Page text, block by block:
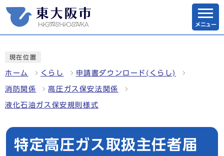
メニュー
現在位置
ホーム くらし 申請書ダウンロード(くらし)
消防関係 高圧ガス保安法関係
液化石油ガス保安規則様式
特定高圧ガス取扱主任者届